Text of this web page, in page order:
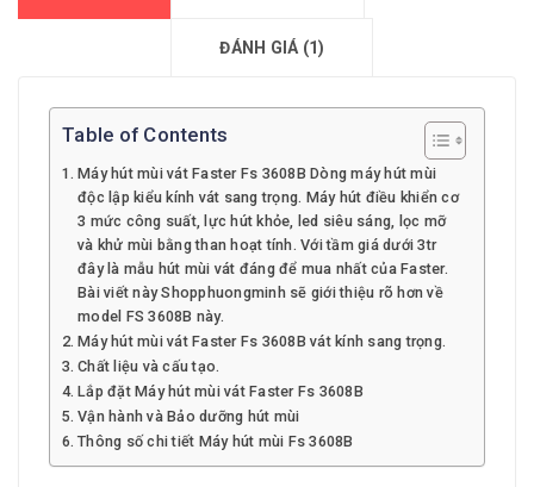
ĐÁNH GIÁ (1)
Table of Contents
Máy hút mùi vát Faster Fs 3608B Dòng máy hút mùi
độc lập kiểu kính vát sang trọng. Máy hút điều khiển cơ
3 mức công suất, lực hút khỏe, led siêu sáng, lọc mỡ
và khử mùi bằng than hoạt tính. Với tầm giá dưới 3tr
đây là mẫu hút mùi vát đáng để mua nhất của Faster.
Bài viết này Shopphuongminh sẽ giới thiệu rõ hơn về
model FS 3608B này.
Máy hút mùi vát Faster Fs 3608B vát kính sang trọng.
Chất liệu và cấu tạo.
Lắp đặt Máy hút mùi vát Faster Fs 3608B
Vận hành và Bảo dưỡng hút mùi
Thông số chi tiết Máy hút mùi Fs 3608B